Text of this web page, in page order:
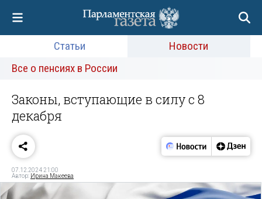
Статьи
Новости
Все о пенсиях в России
Законы, вступающие в силу с 8
декабря
07.12.2024 21:00
Автор: Ирина Макеева